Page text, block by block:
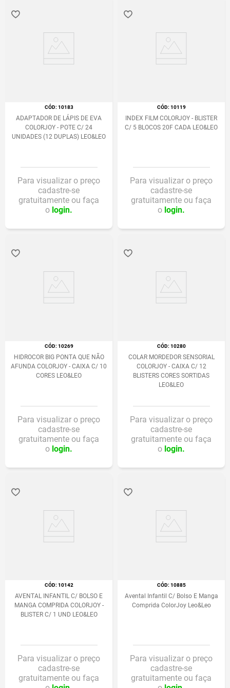
:10183
ADAPTADOR DE LÁPIS DE EVA
COLORJOY - POTE C/ 24
UNIDADES (12 DUPLAS) LEO&LEO
Para visualizar o preço
cadastre-se
gratuitamente ou faça
o login.
:10119
INDEX FILM COLORJOY - BLISTER
C/ 5 BLOCOS 20F CADA LEO&LEO
Para visualizar o preço
cadastre-se
gratuitamente ou faça
o login.
:10269
HIDROCOR BIG PONTA QUE NÃO
AFUNDA COLORJOY - CAIXA C/ 10
CORES LEO&LEO
Para visualizar o preço
cadastre-se
gratuitamente ou faça
o login.
:10280
COLAR MORDEDOR SENSORIAL
COLORJOY - CAIXA C/ 12
BLISTERS CORES SORTIDAS
LEO&LEO
Para visualizar o preço
cadastre-se
gratuitamente ou faça
o login.
:10142
AVENTAL INFANTIL C/ BOLSO E
MANGA COMPRIDA COLORJOY -
BLISTER C/ 1 UND LEO&LEO
Para visualizar o preço
cadastre-se
gratuitamente ou faça
:10885
Avental Infantil C/ Bolso E Manga
Comprida ColorJoy Leo&Leo
Para visualizar o preço
cadastre-se
gratuitamente ou faça